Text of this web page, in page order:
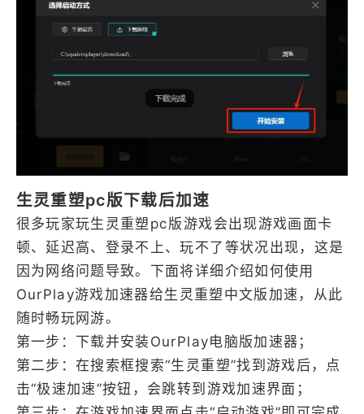
生灵重塑pc版下载后加速
很多玩家玩生灵重塑pc版游戏会出现游戏画面卡
顿、延迟高、登录不上、玩不了等状况出现，这是
因为网络问题导致。下面将详细介绍如何使用
OurPlay游戏加速器给生灵重塑中文版加速，从此
随时畅玩网游。
第一步：下载并安装OurPlay电脑版加速器；
第二步：在搜索框搜索“生灵重塑”找到游戏后，点
击“极速加速”按钮，会跳转到游戏加速界面；